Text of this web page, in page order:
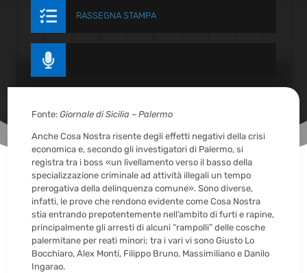
 RASSEGNA STAMPA

Fonte:Giornale di Sicilia – Palermo
Anche Cosa Nostra risente degli effetti negativi della crisi
economica e, secondo gli investigatori di Palermo, si
registra tra i boss «un livellamento verso il basso della
specializzazione criminale ad attività illegali un tempo
prerogativa della delinquenza comune». Sono diverse,
infatti, le prove che rendono evidente come Cosa Nostra
stia entrando prepotentemente nell’ambito di furti e rapine,
principalmente gli arresti di alcuni “rampolli” delle cosche
palermitane per reati minori; tra i vari vi sono Giusto Lo
Bocchiaro, Alex Monti, Filippo Bruno, Massimiliano e Danilo
Ingarao.